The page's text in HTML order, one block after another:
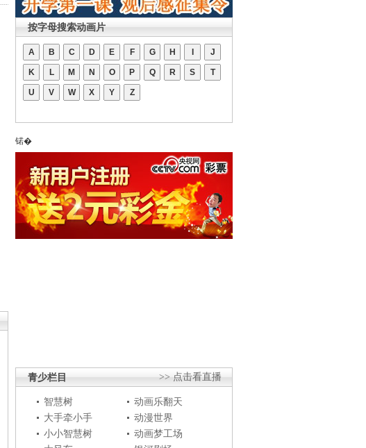
按字母搜索动画片
A B C D E F G H J
K L M N O P Q R S T
U V W X Y Z
锘�
>> 点击看直播
青少栏目
智慧树
动画乐翻天
大手牵小手
动漫世界
小小智慧树
动画梦工场